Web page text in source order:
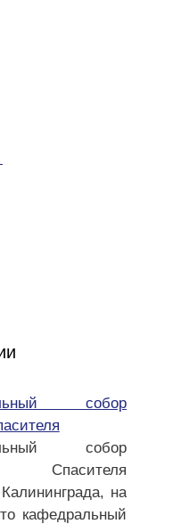
собор
собор
Спасителя
на
кафедральный